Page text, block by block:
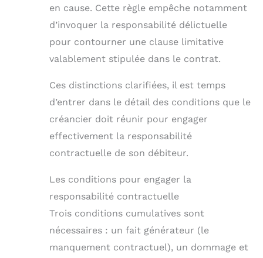
en cause. Cette règle empêche notamment
d’invoquer la responsabilité délictuelle
pour contourner une clause limitative
valablement stipulée dans le contrat.
Ces distinctions clarifiées, il est temps
d’entrer dans le détail des conditions que le
créancier doit réunir pour engager
effectivement la responsabilité
contractuelle de son débiteur.
Les conditions pour engager la
responsabilité contractuelle
Trois conditions cumulatives sont
nécessaires : un fait générateur (le
manquement contractuel), un dommage et